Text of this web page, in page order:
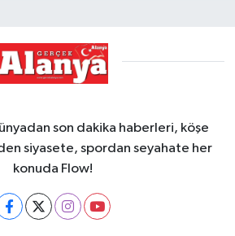
son dakika haberleri, köşe
siyasete, spordan seyahate her
konuda Flow!